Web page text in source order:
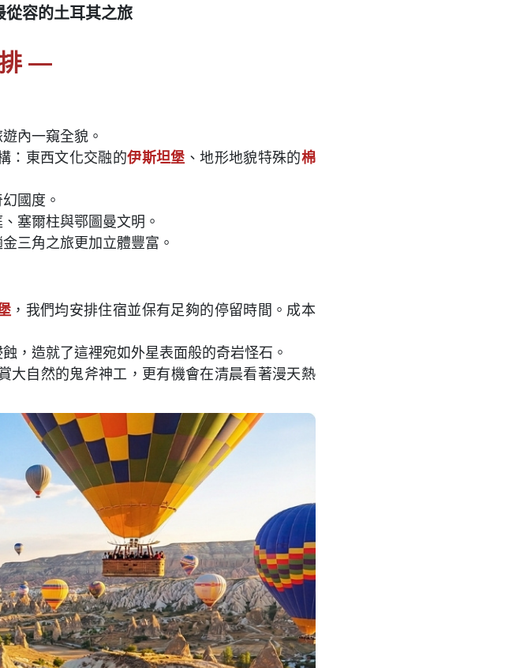
從容的土耳其之旅
—
內一窺全貌。
：東西文化交融的伊斯坦堡 、地形地貌特殊的棉
國度。
塞爾柱與鄂圖曼文明。
三角之旅更加立體豐富。
，我們均安排住宿並保有足夠的停留時間。成本
，造就了這裡宛如外星表面般的奇岩怪石。
大自然的鬼斧神工，更有機會在清晨看著漫天熱